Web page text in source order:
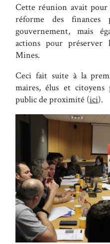
Cette réunion avait
réforme des finances
gouvernement, mais
actions pour préserver
Mines.
Ceci fait suite à la
maires, élus et citoyens
public de proximité (ici).